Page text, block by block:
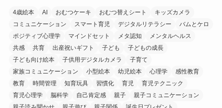
4歳絵本 AI おむつケーキ おむつ替えシート
キッズカメラ
コミュニケーション
スマート育児 デジタルリテラシー
バムとケロ
ポジティブ心理学
マインドセット メタ認知
メンタルヘルス
共感
共育 出産祝いギフト 子ども
子どもの成長
子ども向け絵本
子供用デジタルカメラ
子育て
家族コミュニケーション
小型絵本 幼児絵本 心理学
感性教育
教育
時間管理 知育玩具 習慣化 育児
育児テクニック
育児心理学
脳科学 自己肯定感 親子
親子コミュニケーション